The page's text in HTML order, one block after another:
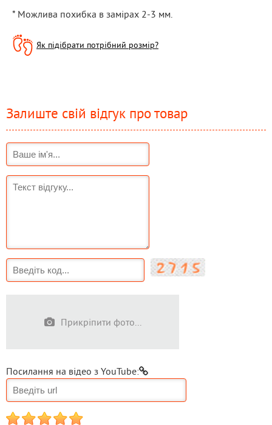
* Можлива похибка в замірах 2-3 мм.
Як підібрати потрібний розмір?
Залиште свій відгук про товар
Прикріпити фото...
Посилання на відео з YouTube:
1 2 3 4 5